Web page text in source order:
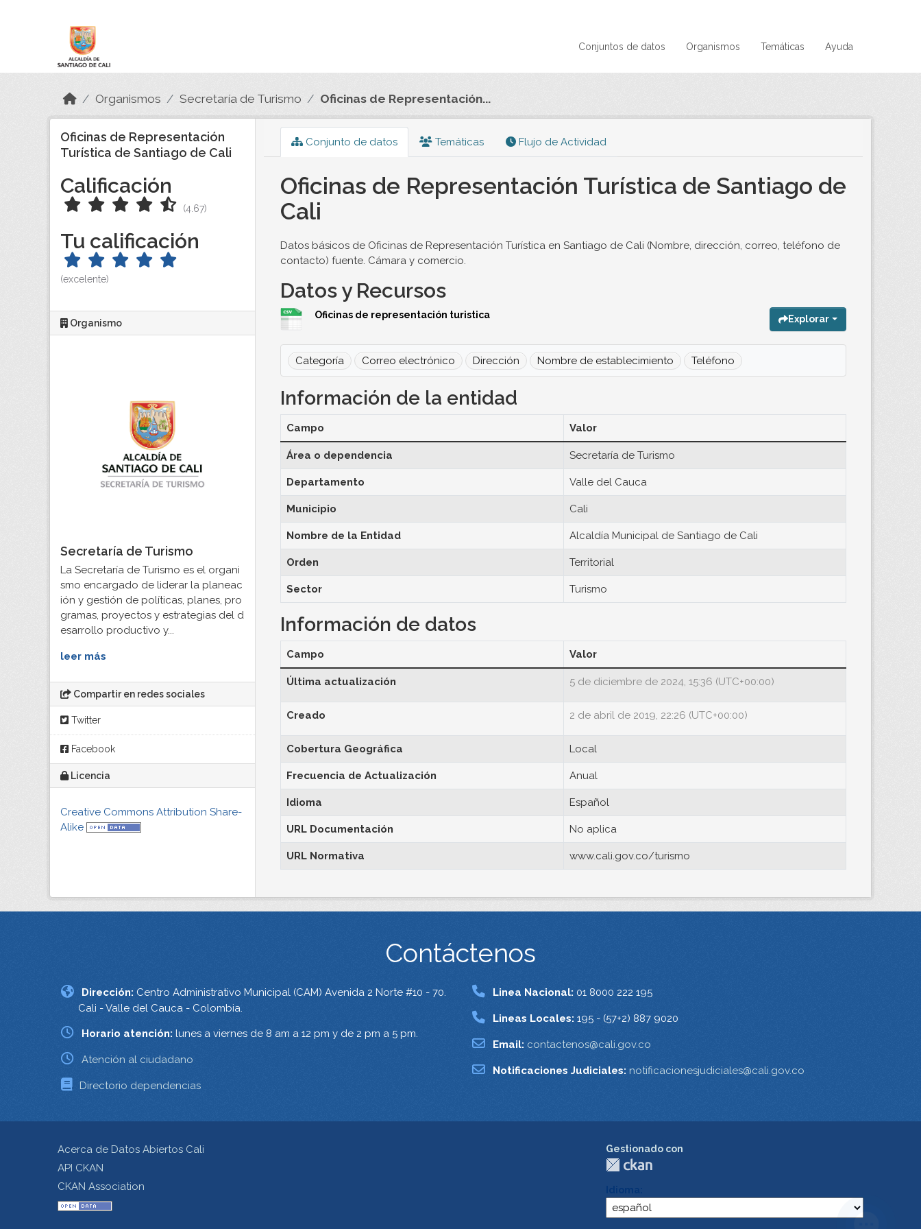
Conjuntos de datos Organismos Temáticas Ayuda
Organismos Secretaría de Turismo Oficinas de Representación...
Oficinas de Representación
Turística de Santiago de Cali
Calificación
(4.67)
Tu calificación
(excelente)
Organismo
Secretaría de Turismo
La Secretaría de Turismo es el organi
smo encargado de liderar la planeac
ión y gestión de políticas, planes, pro
gramas, proyectos y estrategias del d
esarrollo productivo y...
leer más
Compartir en redes sociales
Twitter
Facebook
Licencia
Creative Commons Attribution Share-
Alike
Conjunto de datos Temáticas Flujo de Actividad
Oficinas de Representación Turística de Santiago de
Cali
Datos básicos de Oficinas de Representación Turística en Santiago de Cali (Nombre, dirección, correo, teléfono de
contacto) fuente. Cámara y comercio.
Datos y Recursos
Oficinas de representación turistica Explorar
Categoría Correo electrónico Dirección Nombre de establecimiento Teléfono
Información de la entidad
Campo Valor
Área o dependencia Secretaría de Turismo
Departamento Valle del Cauca
Municipio Cali
Nombre de la Entidad Alcaldía Municipal de Santiago de Cali
Orden Territorial
Sector Turismo
Información de datos
Campo Valor
Última actualización 5 de diciembre de 2024, 15:36 (UTC+00:00)
Creado 2 de abril de 2019, 22:26 (UTC+00:00)
Cobertura Geográfica Local
Frecuencia de Actualización Anual
Idioma Español
URL Documentación No aplica
URL Normativa www.cali.gov.co/turismo
Contáctenos
Dirección: Centro Administrativo Municipal (CAM) Avenida 2 Norte #10 - 70.
Cali - Valle del Cauca - Colombia.
Horario atención: lunes a viernes de 8 am a 12 pm y de 2 pm a 5 pm.
Atención al ciudadano
Directorio dependencias
Linea Nacional: 01 8000 222 195
Lineas Locales: 195 - (57+2) 887 9020
Email: contactenos@cali.gov.co
Notificaciones Judiciales: notificacionesjudiciales@cali.gov.co
Acerca de Datos Abiertos Cali
API CKAN
CKAN Association
Gestionado con